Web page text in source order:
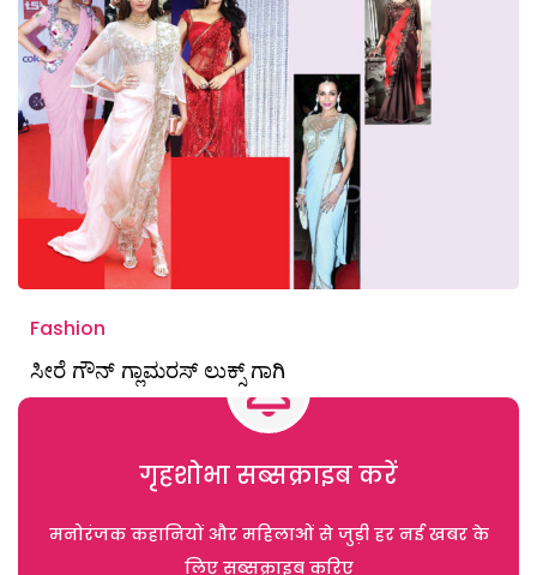
Fashion
ಸೀರೆ ಗೌನ್‌ ಗ್ಲಾಮರಸ್‌ ಲುಕ್ಸ್ ಗಾಗಿ
गृहशोभा सब्सक्राइब करें
मनोरंजक कहानियों और महिलाओं से जुड़ी हर नई खबर के
लिए सब्सक्राइब करिए